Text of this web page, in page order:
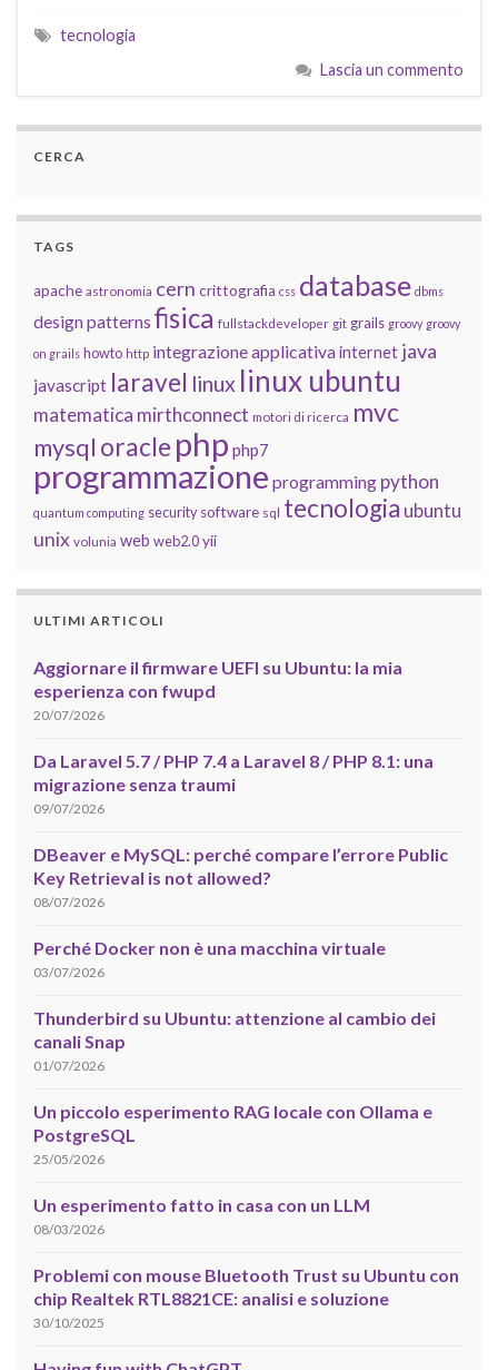
tecnologia
Lascia un commento
CERCA
TAGS
apache astronomia cern crittografia css database dbms
design patterns fisica fullstackdeveloper git grails groovy groovy
on grails howto http integrazione applicativainternet java
javascript laravel linux linux ubuntu
matematica mirthconnect motori di ricerca mvc
mysql oracle php php7
programmazione programming python
quantum computing security software sql tecnologia ubuntu
unix volunia web web2.0 yii
ULTIMI ARTICOLI
Aggiornare il firmware UEFI su Ubuntu: la mia
esperienza con fwupd
20/07/2026
Da Laravel 5.7 / PHP 7.4 a Laravel 8 / PHP 8.1: una
migrazione senza traumi
09/07/2026
DBeaver e MySQL: perché compare l’errore Public
Key Retrieval is not allowed?
08/07/2026
Perché Docker non è una macchina virtuale
03/07/2026
Thunderbird su Ubuntu: attenzione al cambio dei
canali Snap
01/07/2026
Un piccolo esperimento RAG locale con Ollama e
PostgreSQL
25/05/2026
Un esperimento fatto in casa con un LLM
08/03/2026
Problemi con mouse Bluetooth Trust su Ubuntu con
chip Realtek RTL8821CE: analisi e soluzione
30/10/2025